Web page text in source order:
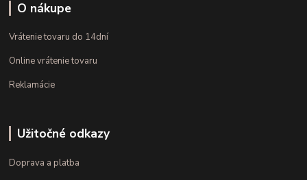
O nákupe
Vrátenie tovaru do 14dní
Online vrátenie tovaru
Reklamácie
Užitočné odkazy
Doprava a platba